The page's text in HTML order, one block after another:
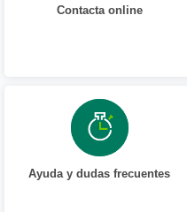
Contacta online
Ayuda y dudas frecuentes